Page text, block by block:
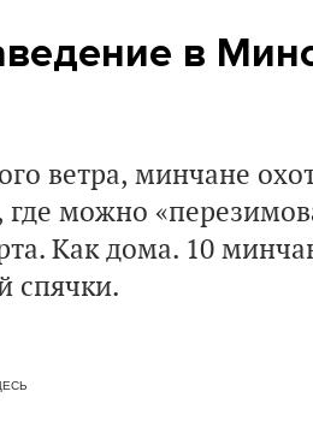
в
ветра, минчане
можно
Как дома. 10
спячки.